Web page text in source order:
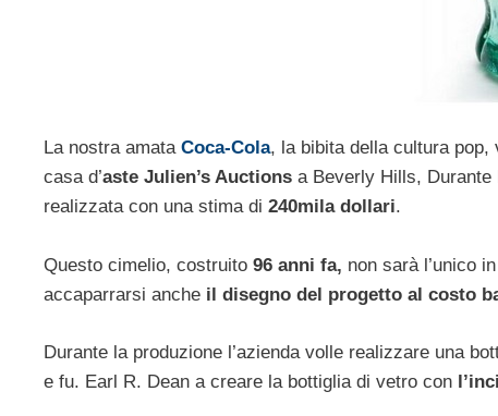
La nostra amata Coca-Cola, la bibita della cultura pop,
casa d’aste Julien’s Auctions a Beverly Hills, Durante
realizzata con una stima di 240mila dollari.
Questo cimelio, costruito 96 anni fa, non sarà l’unico
accaparrarsi anche il disegno del progetto al costo
Durante la produzione l’azienda volle realizzare una
e fu. Earl R. Dean a creare la bottiglia di vetro con